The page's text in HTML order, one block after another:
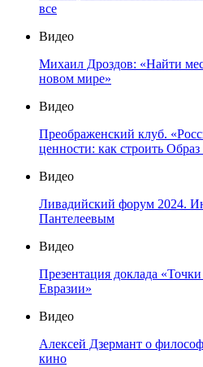
все
Видео
Михаил Дроздов: «Найти
новом мире»
Видео
Преображенский клуб.
ценности: как строить
Видео
Ливадийский форум 2024.
Пантелеевым
Видео
Презентация доклада
Евразии»
Видео
Алексей Дзермант о
кино